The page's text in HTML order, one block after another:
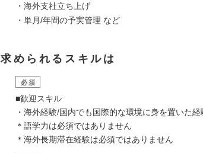
・海外支社立ち上げ
・単月/年間の予実管理 など
求められるスキルは
必須
■歓迎スキル
・海外経験/国内でも国際的な環境に身を置いた経
＊語学力は必須ではありません
＊海外長期滞在経験は必須ではありません